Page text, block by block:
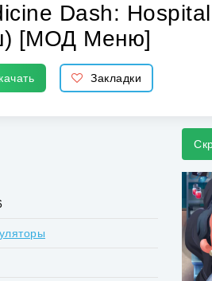
Dash:
[МОД Меню]
Закладки